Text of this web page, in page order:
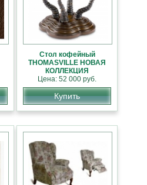
Стол кофейный
THOMASVILLE НОВАЯ
КОЛЛЕКЦИЯ
АМЕРИКАНСКОЙ
МЕБЕЛИ
Цена: 52 000 руб.
Купить